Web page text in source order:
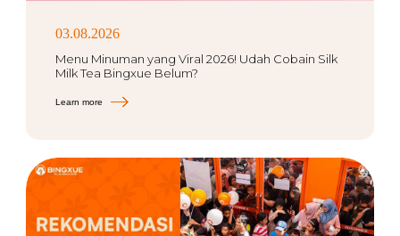
03.08.2026
Menu Minuman yang Viral 2026! Udah Cobain Silk
Milk Tea Bingxue Belum?
Learn more